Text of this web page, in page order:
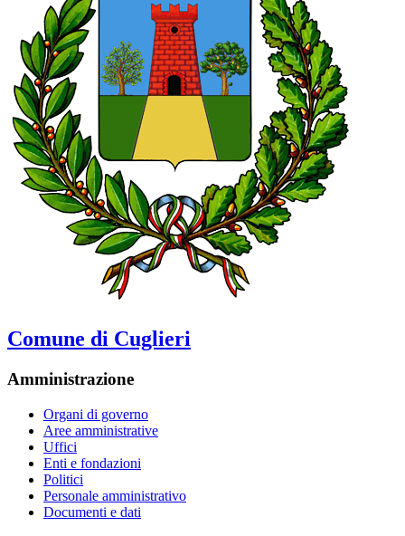
Comune di Cuglieri
Amministrazione
Organi di governo
Aree amministrative
Uffici
Enti e fondazioni
Politici
Personale amministrativo
Documenti e dati